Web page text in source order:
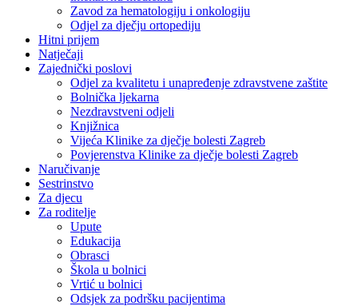
Zavod za hematologiju i onkologiju
Odjel za dječju ortopediju
Hitni prijem
Natječaji
Zajednički poslovi
Odjel za kvalitetu i unapređenje zdravstvene zaštite
Bolnička ljekarna
Nezdravstveni odjeli
Knjižnica
Vijeća Klinike za dječje bolesti Zagreb
Povjerenstva Klinike za dječje bolesti Zagreb
Naručivanje
Sestrinstvo
Za djecu
Za roditelje
Upute
Edukacija
Obrasci
Škola u bolnici
Vrtić u bolnici
Odsjek za podršku pacijentima